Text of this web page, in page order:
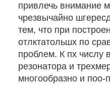
привлечь внимание
чрезвычайно
тем, что при
отлктатольшх по
проблем. К пх числу
резонатора и
многообразно и поо-